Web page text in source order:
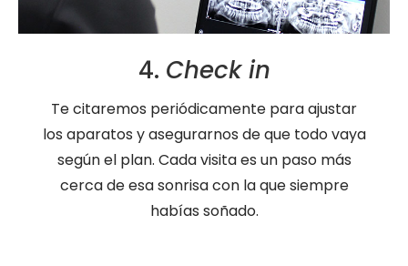
4. Check in
Te citaremos periódicamente para ajustar
los aparatos y asegurarnos de que todo vaya
según el plan. Cada visita es un paso más
cerca de esa sonrisa con la que siempre
habías soñado.